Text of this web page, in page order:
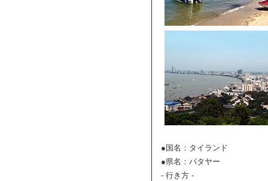
●国名：タイランド
●県名：パタヤー
- 行き方 -